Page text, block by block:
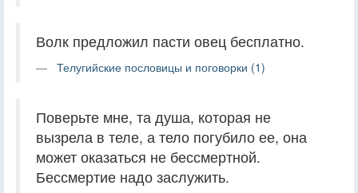
Волк предложил пасти овец бесплатно.
Телугийские пословицы и поговорки (1)
Поверьте мне, та душа, которая не
вызрела в теле, а тело погубило ее, она
может оказаться не бессмертной.
Бессмертие надо заслужить.